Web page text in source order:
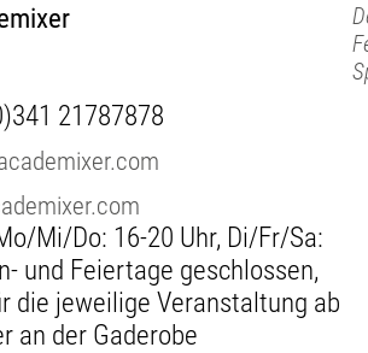
21787878
Mi/Do: 16-20 Uhr, Di/Fr/Sa:
und Feiertage geschlossen,
die jeweilige Veranstaltung ab
an der Gaderobe